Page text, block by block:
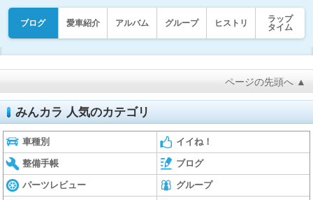
ブログ 愛車紹介 アルバム グループ ヒストリ
ラップ
タイム
ページの先頭へ ▲
みんカラ 人気のカテゴリ
車種別 イイね！
整備手帳 ブログ
パーツレビュー グループ